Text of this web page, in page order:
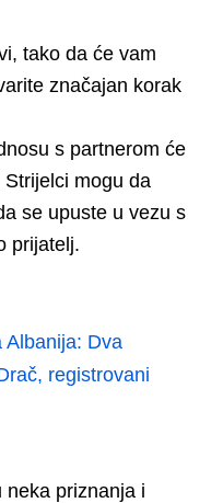
tako da će vam
značajan korak
s partnerom će
mogu da
se upuste u vezu s
prijatelj.
Albanija: Dva
registrovani
neka priznanja i